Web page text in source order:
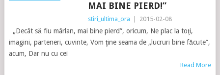
MAI BINE PIERD!”
stiri_ultima_ora 2015-02-08
„Decât să fiu mârlan, mai bine pierd”, oricum, Ne plac la toţi,
imagini, parteneri, cuvinte, Vom ţine seama de „lucruri bine făcute”,
acum, Dar nu cu cei
Read More